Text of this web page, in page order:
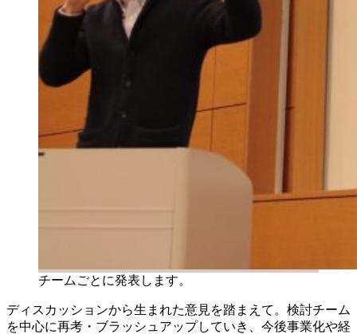
チームごとに発表します。
ディスカッションから生まれた意見を踏まえて。検討チーム
を中心に再考・ブラッシュアップしていき、今後事業化や経